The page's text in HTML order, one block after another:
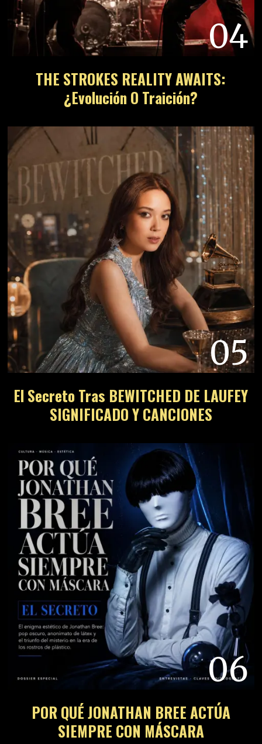
04
THE STROKES REALITY AWAITS:
¿Evolución O Traición?
05
El Secreto Tras BEWITCHED DE LAUFEY
SIGNIFICADO Y CANCIONES
06
POR QUÉ JONATHAN BREE ACTÚA
SIEMPRE CON MÁSCARA